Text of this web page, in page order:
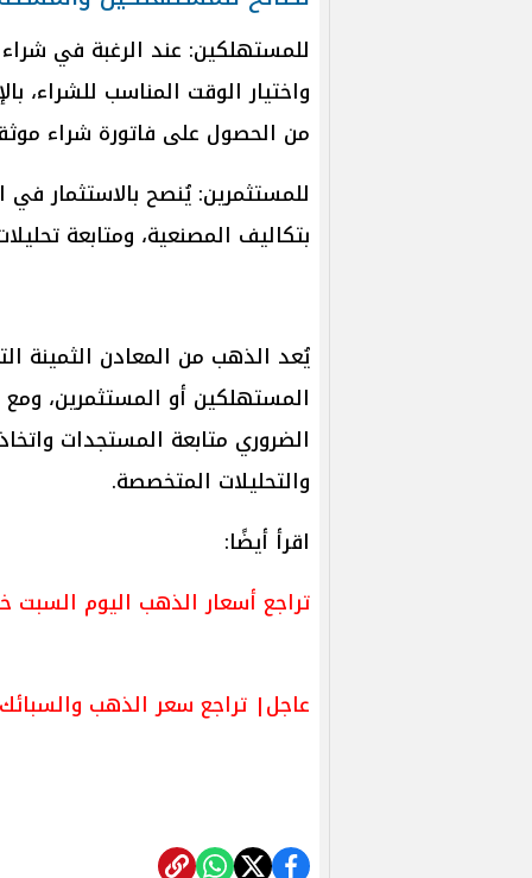
للمستهلكين: عند الرغبة في
واختيار الوقت المناسب للشراء،
من الحصول على فاتورة شراء
للمستثمرين: يُنصح بالاستثمار في
بتكاليف المصنعية، ومتابعة
يُعد الذهب من المعادن الثمينة
المستهلكين أو المستثمرين،
الضروري متابعة المستجدات
والتحليلات المتخصصة.
اقرأ أيضًا:
تراجع أسعار الذهب اليوم
عاجل| تراجع سعر الذهب والسبائك اليوم